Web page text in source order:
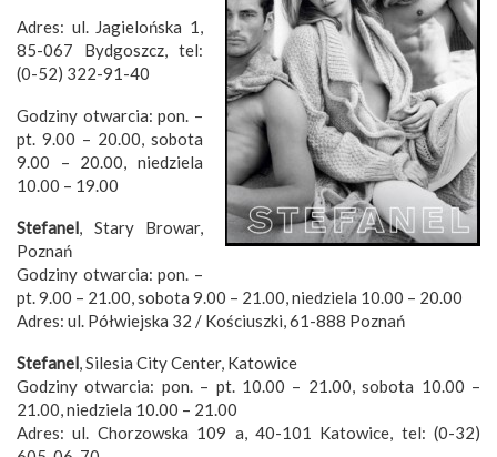
Adres: ul. Jagielońska 1,
85-067 Bydgoszcz, tel:
(0-52) 322-91-40
Godziny otwarcia: pon. –
pt. 9.00 – 20.00, sobota
9.00 – 20.00, niedziela
10.00 – 19.00
Stefanel, Stary Browar,
Poznań
Godziny otwarcia: pon. –
pt. 9.00 – 21.00, sobota 9.00 – 21.00, niedziela 10.00 – 20.00
Adres: ul. Półwiejska 32 / Kościuszki, 61-888 Poznań
Stefanel, Silesia City Center, Katowice
Godziny otwarcia: pon. – pt. 10.00 – 21.00, sobota 10.00 –
21.00, niedziela 10.00 – 21.00
Adres: ul. Chorzowska 109 a, 40-101 Katowice, tel: (0-32)